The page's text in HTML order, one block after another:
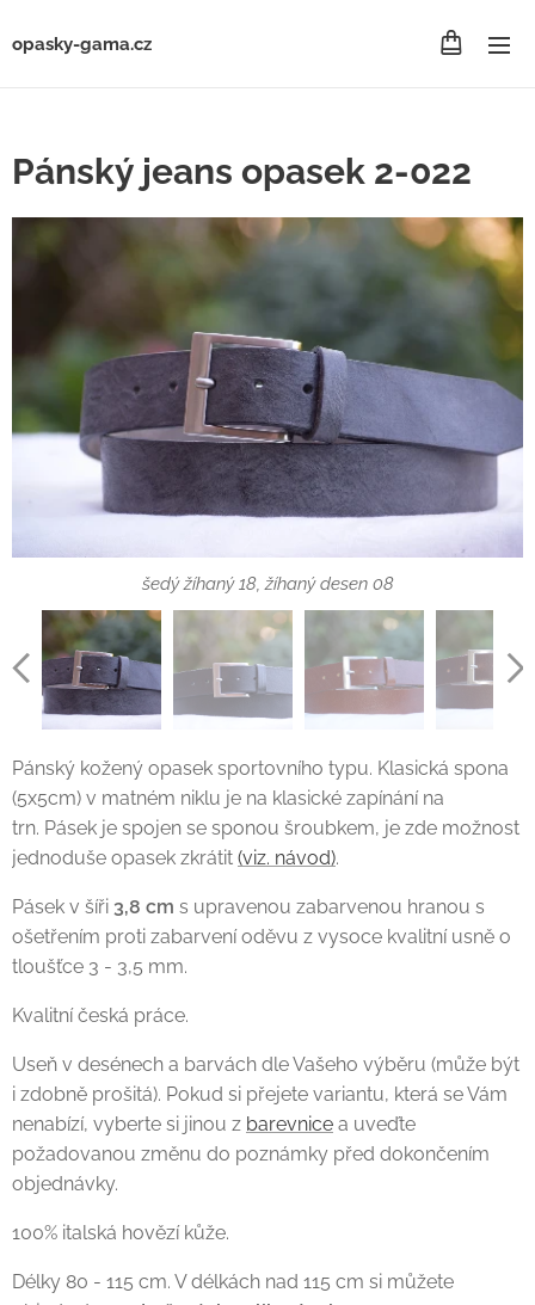
opasky-gama.cz
Pánský jeans opasek 2-022
šedý žíhaný 18, žíhaný desen 08
černý 01, jemný desen mat 05
jemný desen pololesk 06, kaštan 03
černý 01, jemný desén mat 05
černý 01, jemný desén mat 05
tmavě hnědý 02, jemný desén mat 05
přírodní žíhaný 17, žíhaný desén 08
šedý žíhaný 18, žíhaný desén 08
tmavě šedý 11, hladký polomat 04
tmavě hnědý 02, jemný desén mat 05
Pánský kožený opasek sportovního typu. Klasická spona
(5x5cm) v matném niklu je na klasické zapínání na
trn. Pásek je spojen se sponou šroubkem, je zde možnost
jednoduše opasek zkrátit (viz. návod).
Pásek v šíři 3,8 cm s upravenou zabarvenou hranou s
ošetřením proti zabarvení oděvu z vysoce kvalitní usně o
tloušťce 3 - 3,5 mm.
Kvalitní česká práce.
Useň v desénech a barvách dle Vašeho výběru (může být
i zdobně prošitá). Pokud si přejete variantu, která se Vám
nenabízí, vyberte si jinou z barevnice a uveďte
požadovanou změnu do poznámky před dokončením
objednávky.
100% italská hovězí kůže.
Délky 80 - 115 cm. V délkách nad 115 cm si můžete